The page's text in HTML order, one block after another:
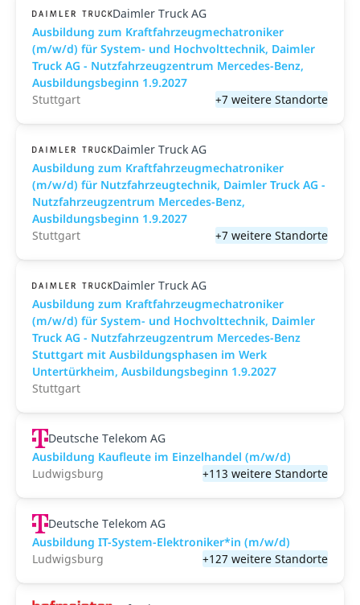
Daimler Truck AG
Ausbildung zum Kraftfahrzeugmechatroniker
(m/w/d) für System- und Hochvolttechnik, Daimler
Truck AG - Nutzfahrzeugzentrum Mercedes-Benz,
Ausbildungsbeginn 1.9.2027
Stuttgart
+7 weitere Standorte
Daimler Truck AG
Ausbildung zum Kraftfahrzeugmechatroniker
(m/w/d) für Nutzfahrzeugtechnik, Daimler Truck AG -
Nutzfahrzeugzentrum Mercedes-Benz,
Ausbildungsbeginn 1.9.2027
Stuttgart
+7 weitere Standorte
Daimler Truck AG
Ausbildung zum Kraftfahrzeugmechatroniker
(m/w/d) für System- und Hochvolttechnik, Daimler
Truck AG - Nutzfahrzeugzentrum Mercedes-Benz
Stuttgart mit Ausbildungsphasen im Werk
Untertürkheim, Ausbildungsbeginn 1.9.2027
Stuttgart
Deutsche Telekom AG
Ausbildung Kaufleute im Einzelhandel (m/w/d)
Ludwigsburg
+113 weitere Standorte
Deutsche Telekom AG
Ausbildung IT-System-Elektroniker*in (m/w/d)
Ludwigsburg
+127 weitere Standorte